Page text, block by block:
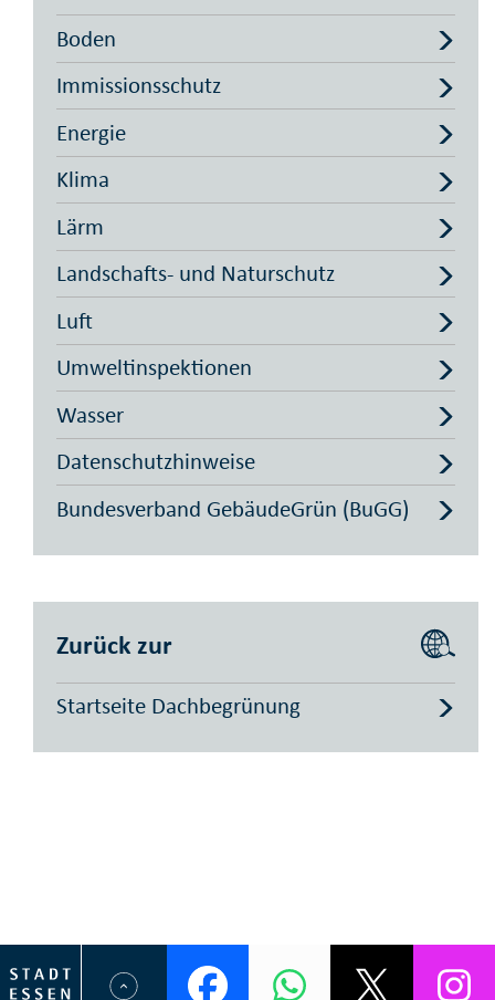
Boden
Immissionsschutz
Energie
Klima
Lärm
Landschafts- und Naturschutz
Luft
Umweltinspektionen
Wasser
Datenschutzhinweise
Bundesverband GebäudeGrün (BuGG)
Zurück zur
Startseite Dachbegrünung